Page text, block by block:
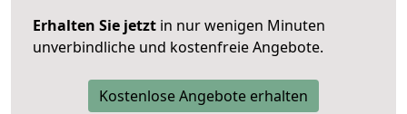
Erhalten Sie jetzt in nur wenigen Minuten
unverbindliche und kostenfreie Angebote.
Kostenlose Angebote erhalten